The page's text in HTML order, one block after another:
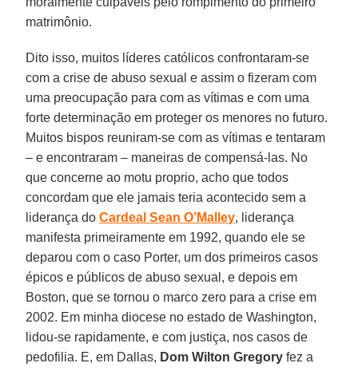
matrimônio.
Dito isso, muitos líderes católicos confrontaram-se
com a crise de abuso sexual e assim o fizeram com
uma preocupação para com as vítimas e com uma
forte determinação em proteger os menores no futuro.
Muitos bispos reuniram-se com as vítimas e tentaram
– e encontraram – maneiras de compensá-las. No
que concerne ao motu proprio, acho que todos
concordam que ele jamais teria acontecido sem a
liderança doCardeal Sean O’Malley, liderança
manifesta primeiramente em 1992, quando ele se
deparou com o caso Porter, um dos primeiros casos
épicos e públicos de abuso sexual, e depois em
Boston, que se tornou o marco zero para a crise em
2002. Em minha diocese no estado de Washington,
lidou-se rapidamente, e com justiça, nos casos de
pedofilia. E, em Dallas, Dom Wilton Gregory fez a